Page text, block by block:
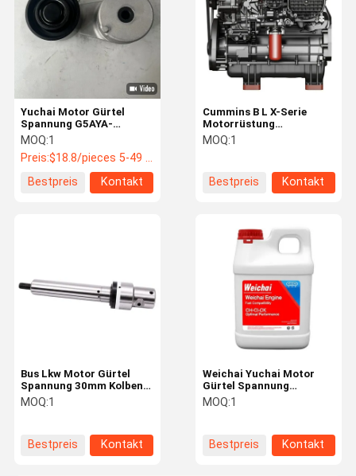
Yuchai Motor Gürtel
Spannung G5AYA-
1002450SF1 Doppelreihe
Lager Zink beschichtet
King Long Bus Ersatzteile
MOQ:1
Preis:$18.8/pieces 5-49 pieces
Bestpreis
Kontakt
Cummins B L X-Serie
Motorrüstung
Spannband Lithium-Fett
Lasermarkiert Bus-LKW
MOQ:1
Bestpreis Kontakt
Bus Lkw Motor Gürtel
Spannung 30mm Kolben
Schlag 9MPa Druck CH-
CI-CK Brennstoff Bus
MOQ:1
Bestpreis Kontakt
Weichai Yuchai Motor
Gürtel Spannung
Radialdichtung 0,18-0,22
Dämpfung Custom
MOQ:1
Bestpreis Kontakt